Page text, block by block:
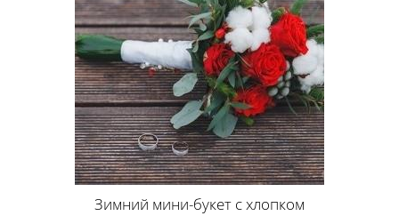
Зимний мини-букет с хлопком